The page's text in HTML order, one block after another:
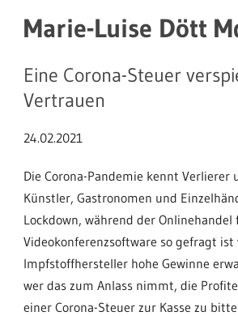
Marie-Luise Dött
Eine Corona-Steuer
Vertrauen
24.02.2021
Die Corona-Pandemie kennt Verlierer
Künstler, Gastronomen und
Lockdown, während der Onlinehandel
Videokonferenzsoftware so gefragt
Impfstoffhersteller hohe Gewinne
wer das zum Anlass nimmt, die
einer Corona-Steuer zur Kasse zu